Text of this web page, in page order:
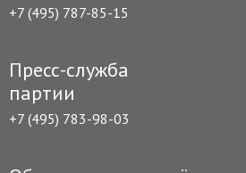
+7 (495) 787-85-15
Пресс-служба
партии
+7 (495) 783-98-03